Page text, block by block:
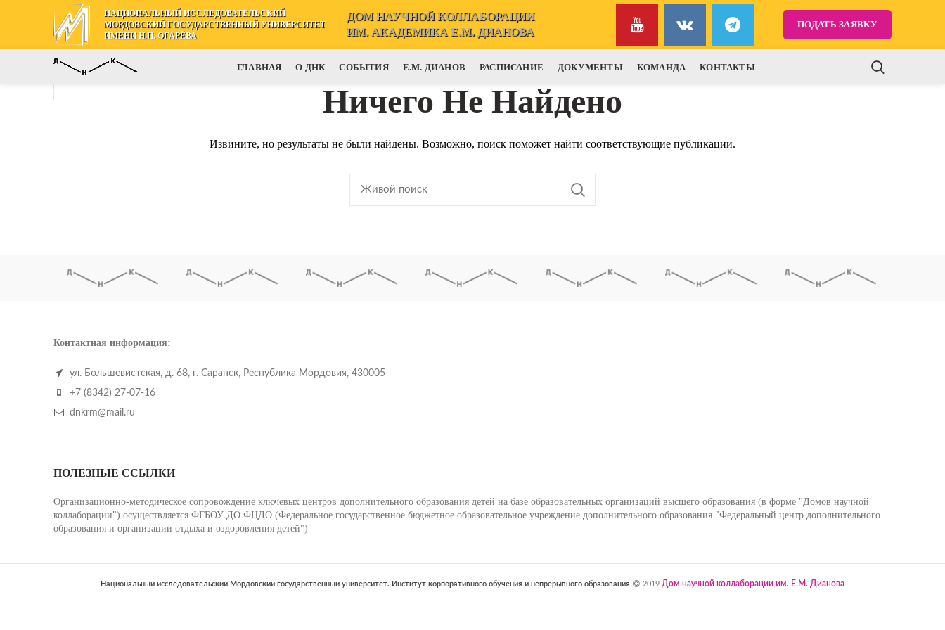
НАЦИОНАЛЬНЫЙ ИССЛЕДОВАТЕЛЬСКИЙ
МОРДОВСКИЙ ГОСУДАРСТВЕННЫЙ УНИВЕРСИТЕТ
ИМЕНИ Н.П. ОГАРЁВА
ДОМ НАУЧНОЙ КОЛЛАБОРАЦИИ
ИМ. АКАДЕМИКА Е.М. ДИАНОВА
ПОДАТЬ ЗАЯВКУ
ГЛАВНАЯ О ДНК СОБЫТИЯ Е.М. ДИАНОВ РАСПИСАНИЕ ДОКУМЕНТЫ КОМАНДА КОНТАКТЫ
Ничего Не Найдено
Извините, но результаты не были найдены. Возможно, поиск поможет найти соответствующие публикации.
Контактная информация:
ул. Большевистская, д. 68, г. Саранск, Республика Мордовия, 430005
+7 (8342) 27-07-16
dnkrm@mail.ru
ПОЛЕЗНЫЕ ССЫЛКИ
Организационно-методическое сопровождение ключевых центров дополнительного образования детей на базе образовательных организаций высшего образования (в форме "Домов научной
коллаборации") осуществляется ФГБОУ ДО ФЦДО (Федеральное государственное бюджетное образовательное учреждение дополнительного образования "Федеральный центр дополнительного
образования и организации отдыха и оздоровления детей")
Национальный исследовательский Мордовский государственный университет. Институт корпоративного обучения и непрерывного образования 2019 Дом научной коллаборации им. Е.М. Дианова